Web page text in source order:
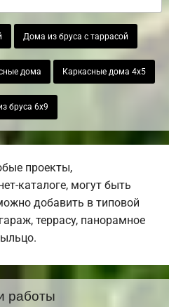
Дома из бруса с таррасой
дома Каркасные дома 4х5
бруса 6х9
проекты,
каталоге, могут быть
добавить в типовой
террасу, панорамное
работы